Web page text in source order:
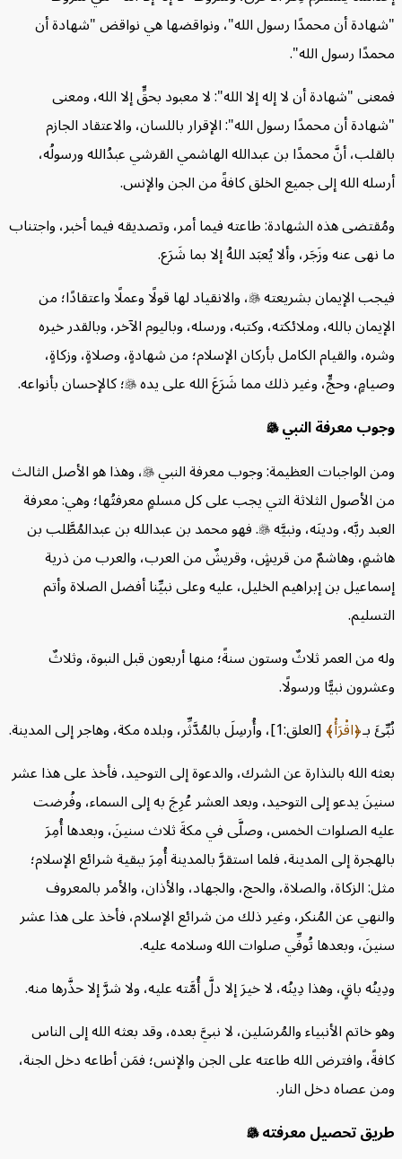
أن محمدًا رسول الله"، ونواقضها هي نواقض "شهادة أن
رسول الله".
"شهادة أن لا إله إلا الله": لا معبود بحقٍّ إلا الله، ومعنى
أن محمدًا رسول الله": الإقرار باللسان، والاعتقاد الجازم
أنَّ محمدًا بن عبدالله الهاشمي القرشي عبدُالله ورسولُه،
الله إلى جميع الخلق كافةً من الجن والإنس.
هذه الشهادة: طاعته فيما أمر، وتصديقه فيما أخبر، واجتناب
نهى عنه وزَجَر، وألا يُعبَد اللهُ إلا بما شَرَع.
الإيمان بشريعته، والانقياد لها قولًا وعملًا واعتقادًا؛ من
بالله، وملائكته، وكتبه، ورسله، وباليوم الآخر، وبالقدر خيره
والقيام الكامل بأركان الإسلام؛ من شهادةٍ، وصلاةٍ، وزكاةٍ،
وحجٍّ، وغير ذلك مما شَرَعَ الله على يده؛ كالإحسان بأنواعه.
معرفة النبي
الواجبات العظيمة: وجوب معرفة النبي، وهذا هو الأصل الثالث
الأصول الثلاثة التي يجب على كل مسلمٍ معرفتُها؛ وهي: معرفة
ربَّه، ودينَه، ونبيَّه. فهو محمد بن عبدالله بن عبدالمُطَّلب بن
وهاشمٌ من قريشٍ، وقريشٌ من العرب، والعرب من ذرية
بن إبراهيم الخليل، عليه وعلى نبيِّنا أفضل الصلاة وأتم
من العمر ثلاثٌ وستون سنةً؛ منها أربعون قبل النبوة، وثلاثٌ
نبيًّا ورسولًا.
بـ اقْرَأْ [العلق:1]، وأُرسِلَ بالمُدَّثِّر، وبلده مكة، وهاجر إلى المدينة.
الله بالنذارة عن الشرك، والدعوة إلى التوحيد، فأخذ على هذا عشر
يدعو إلى التوحيد، وبعد العشر عُرِجَ به إلى السماء، وفُرضت
الصلوات الخمس، وصلَّى في مكةَ ثلاث سنينَ، وبعدها أُمِرَ
إلى المدينة، فلما استقرَّ بالمدينة أُمِرَ ببقية شرائع الإسلام؛
الزكاة، والصلاة، والحج، والجهاد، والأذان، والأمر بالمعروف
عن المُنكر، وغير ذلك من شرائع الإسلام، فأخذ على هذا عشر
وبعدها تُوفِّي صلوات الله وسلامه عليه.
باقٍ، وهذا دِينُه، لا خيرَ إلا دلَّ أُمَّته عليه، ولا شرَّ إلا حذَّرها منه.
خاتم الأنبياء والمُرسَلين، لا نبيَّ بعده، وقد بعثه الله إلى الناس
وافترض الله طاعته على الجن والإنس؛ فمَن أطاعه دخل الجنة،
عصاه دخل النار.
تحصيل معرفته